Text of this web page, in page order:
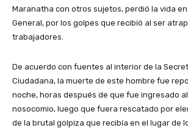
Maranatha con otros sujetos, perdió la vida
General, por los golpes que recibió al ser
trabajadores.
De acuerdo con fuentes al interior de la
Ciudadana, la muerte de este hombre fue
noche, horas después de que fue ingresado
nosocomio, luego que fuera rescatado por
de la brutal golpiza que recibía en el lugar de